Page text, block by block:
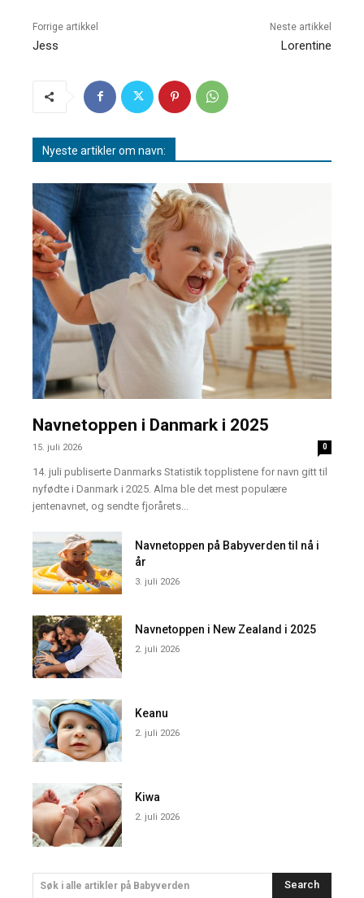
Forrige artikkel
Jess
Neste artikkel
Lorentine
Nyeste artikler om navn:
Navnetoppen i Danmark i 2025
15. juli 2026 0
14. juli publiserte Danmarks Statistik topplistene for navn gitt til
nyfødte i Danmark i 2025. Alma ble det mest populære
jentenavnet, og sendte fjorårets...
Navnetoppen på Babyverden til nå i
år
3. juli 2026
Navnetoppen i New Zealand i 2025
2. juli 2026
Keanu
2. juli 2026
Kiwa
2. juli 2026
Søk i alle artikler på Babyverden Search